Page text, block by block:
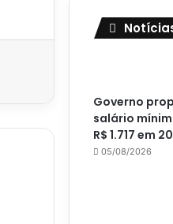
Governo
salário
R$ 1.717 em
05/08/2026